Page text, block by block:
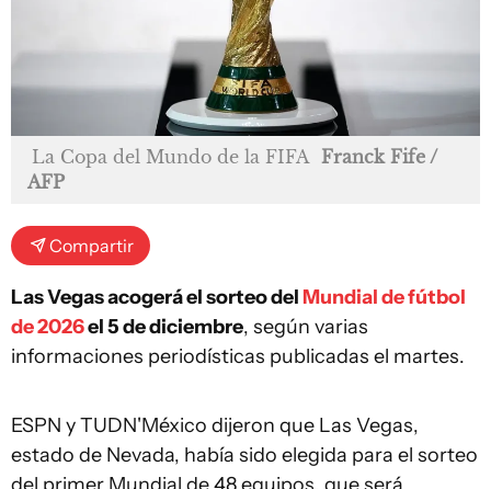
La Copa del Mundo de la FIFA
Franck Fife /
AFP
Compartir
Las Vegas acogerá el sorteo del Mundial de fútbol
de 2026el 5 de diciembre, según varias
informaciones periodísticas publicadas el martes.
ESPN y TUDN'México dijeron que Las Vegas,
estado de Nevada, había sido elegida para el sorteo